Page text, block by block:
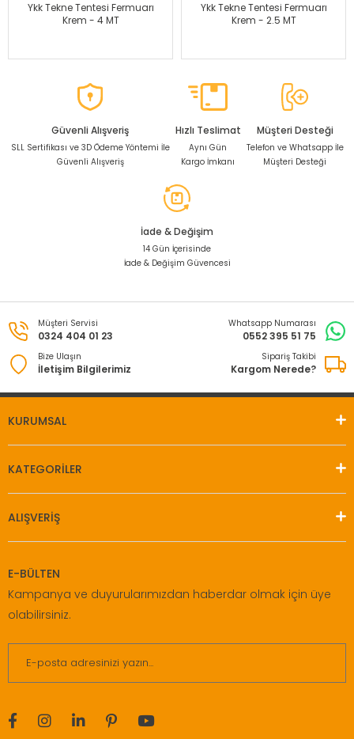
Ykk Tekne Tentesi Fermuarı
Krem - 4 MT
Ykk Tekne Tentesi Fermuarı
Krem - 2.5 MT
Güvenli Alışveriş
SLL Sertifikası ve 3D Ödeme Yöntemi İle
Güvenli Alışveriş
Hızlı Teslimat
Aynı Gün
Kargo İmkanı
Müşteri Desteği
Telefon ve Whatsapp İle
Müşteri Desteği
İade & Değişim
14 Gün İçerisinde
İade & Değişim Güvencesi
Müşteri Servisi
0324 404 01 23
Whatsapp Numarası
0552 395 51 75
Bize Ulaşın
İletişim Bilgilerimiz
Sipariş Takibi
Kargom Nerede?
KURUMSAL
KATEGORİLER
ALIŞVERİŞ
E-BÜLTEN
Kampanya ve duyurularımızdan haberdar olmak için üye
olabilirsiniz.